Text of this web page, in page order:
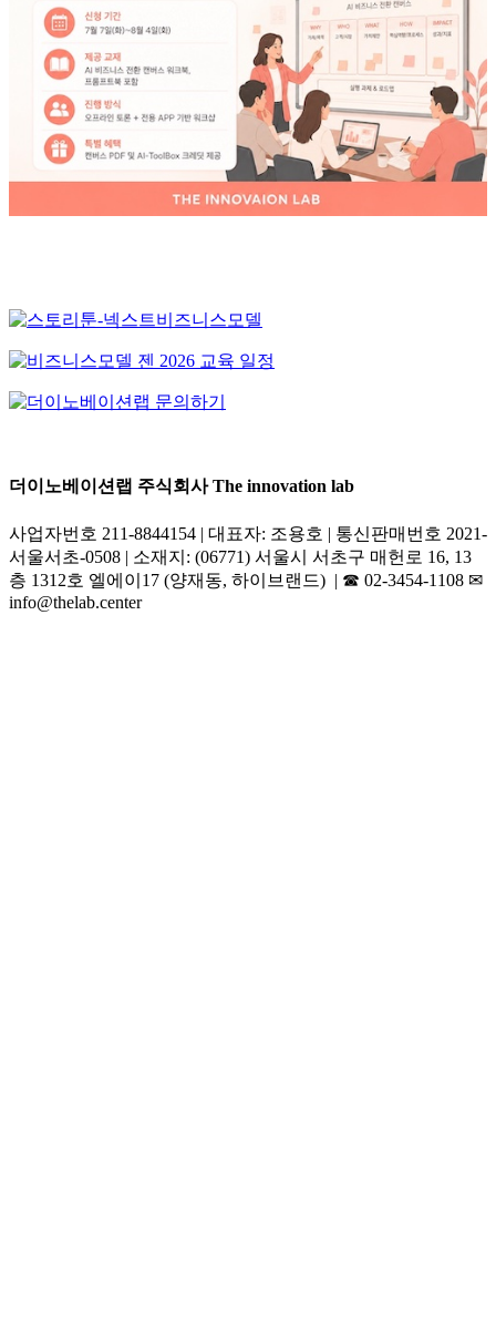
더이노베이션랩 주식회사 The innovation lab
사업자번호 211-8844154 | 대표자: 조용호 | 통신판매번호 2021-
서울서초-0508 | 소재지: (06771) 서울시 서초구 매헌로 16, 13
층 1312호 엘에이17 (양재동, 하이브랜드) | ☎︎ 02-3454-1108 ✉︎
info@thelab.center